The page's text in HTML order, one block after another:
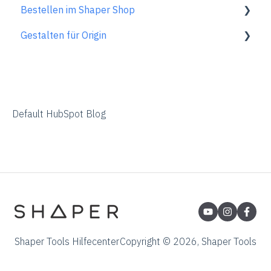
Pflege & Wartung
Generelle Informationen
FAQs zum ShaperTape
Shaper Plate
Gen1 Origin
ShaperHub allgemein
ShaperHub
Unterstützung
Bestellen im Shaper Shop
FAQs zur Bestellung
Gestalten für Origin
Affinity Designer
Palette CAD
Rhino 3d
Default HubSpot Blog
Shaper Tools HilfecenterCopyright © 2026, Shaper Tools